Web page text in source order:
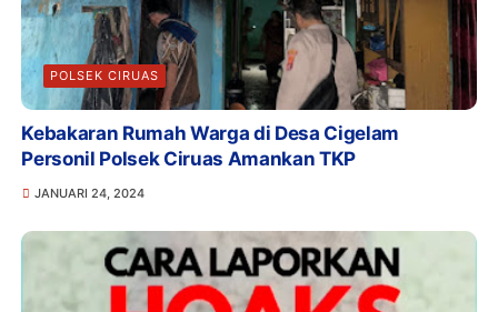
POLSEK CIRUAS
Kebakaran Rumah Warga di Desa Cigelam
Personil Polsek Ciruas Amankan TKP
JANUARI 24, 2024